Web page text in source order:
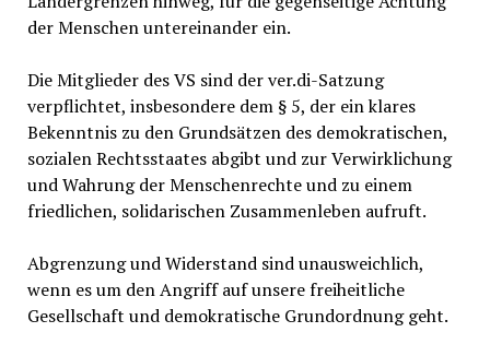
der Menschen untereinander ein.
Die Mitglieder des VS sind der ver.di-Satzung
verpflichtet, insbesondere dem § 5, der ein klares
Bekenntnis zu den Grundsätzen des demokratischen,
sozialen Rechtsstaates abgibt und zur Verwirklichung
und Wahrung der Menschenrechte und zu einem
friedlichen, solidarischen Zusammenleben aufruft.
Abgrenzung und Widerstand sind unausweichlich,
wenn es um den Angriff auf unsere freiheitliche
Gesellschaft und demokratische Grundordnung geht.